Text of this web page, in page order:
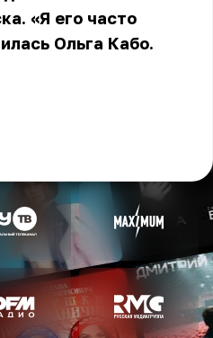
«Я его часто
Ольга Кабо.